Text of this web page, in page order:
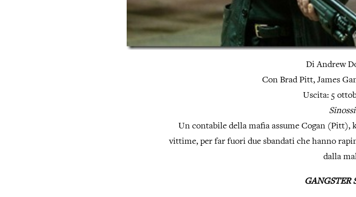
Di Andrew
Con Brad Pitt, James
Uscita: 5
Sinossi
Un contabile della mafia assume Cogan (Pitt),
vittime, per far fuori due sbandati che hanno
dalla
GANGSTER